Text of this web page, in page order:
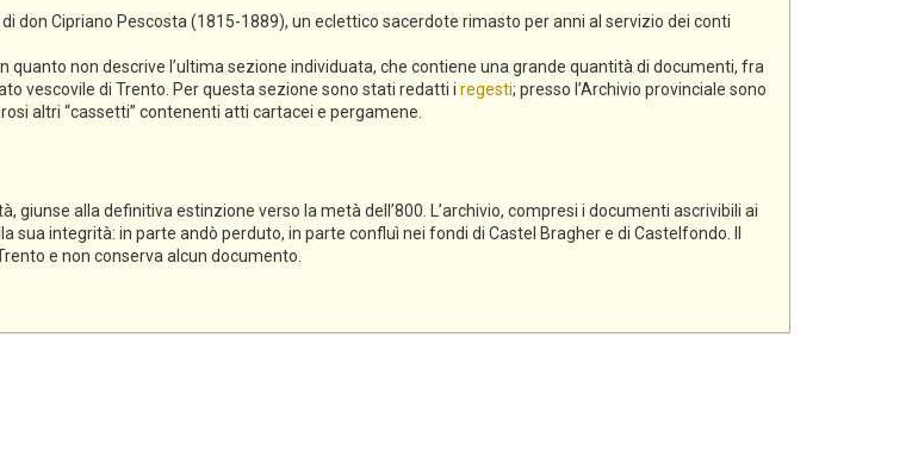
don Cipriano Pescosta (1815-1889), un eclettico sacerdote rimasto per anni al servizio dei conti
quanto non descrive l’ultima sezione individuata, che contiene una grande quantità di documenti, fra
vescovile di Trento. Per questa sezione sono stati redatti i regesti; presso l’Archivio provinciale sono
altri “cassetti” contenenti atti cartacei e pergamene.
giunse alla definitiva estinzione verso la metà dell’800. L’archivio, compresi i documenti ascrivibili ai
integrità: in parte andò perduto, in parte confluì nei fondi di Castel Bragher e di Castelfondo. Il
e non conserva alcun documento.